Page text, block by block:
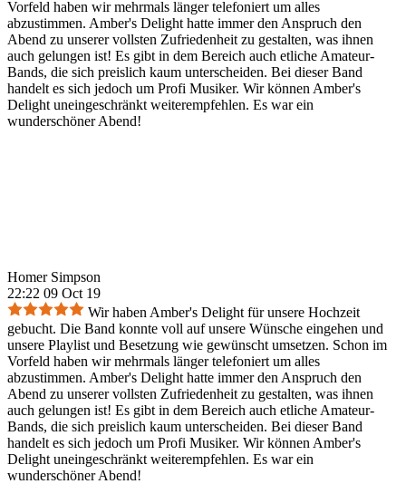
Vorfeld haben wir mehrmals länger telefoniert um alles
abzustimmen. Amber's Delight hatte immer den Anspruch den
Abend zu unserer vollsten Zufriedenheit zu gestalten, was ihnen
auch gelungen ist! Es gibt in dem Bereich auch etliche Amateur-
Bands, die sich preislich kaum unterscheiden. Bei dieser Band
handelt es sich jedoch um Profi Musiker. Wir können Amber's
Delight uneingeschränkt weiterempfehlen. Es war ein
wunderschöner Abend!
Homer Simpson
22:22 09 Oct 19
Wir haben Amber's Delight für unsere Hochzeit
gebucht. Die Band konnte voll auf unsere Wünsche eingehen und
unsere Playlist und Besetzung wie gewünscht umsetzen. Schon im
Vorfeld haben wir mehrmals länger telefoniert um alles
abzustimmen. Amber's Delight hatte immer den Anspruch den
Abend zu unserer vollsten Zufriedenheit zu gestalten, was ihnen
auch gelungen ist! Es gibt in dem Bereich auch etliche Amateur-
Bands, die sich preislich kaum unterscheiden. Bei dieser Band
handelt es sich jedoch um Profi Musiker. Wir können Amber's
Delight uneingeschränkt weiterempfehlen. Es war ein
wunderschöner Abend!